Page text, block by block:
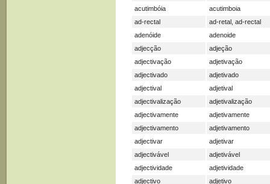
acutimbóia
acutimboia
ad-rectal
ad-retal, ad-rectal
adenóide
adenoide
adjecção
adjeção
adjectivação
adjetivação
adjectivado
adjetivado
adjectival
adjetival
adjectivalização
adjetivalização
adjectivamente
adjetivamente
adjectivamento
adjetivamento
adjectivar
adjetivar
adjectivável
adjetivável
adjectividade
adjetividade
adjectivo
adjetivo